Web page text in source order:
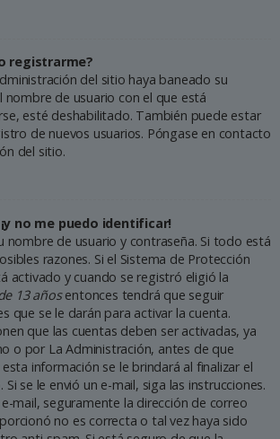
registrarme?
del sitio haya baneado su
nombre de usuario con el que está
esté deshabilitado. También puede estar
de nuevos usuarios. Póngase en contacto
del sitio.
no me puedo identificar!
nombre de usuario y contraseña. Si todo está
razones. Si el Sistema de Protección
activado y cuando se registró eligió la
13 añosentonces tendrá que seguir
que se le darán para activar la cuenta.
que las cuentas deben ser activadas, ya
o por La Administración, antes de que
información se le brindará al finalizar el
se le envió un e-mail, siga las instrucciones.
mail, seguramente la dirección de correo
no es correcta o tal vez haya sido